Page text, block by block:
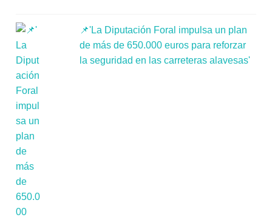
📌'La Diputación Foral impulsa un plan
de más de 650.000 euros para reforzar
la seguridad en las carreteras alavesas'